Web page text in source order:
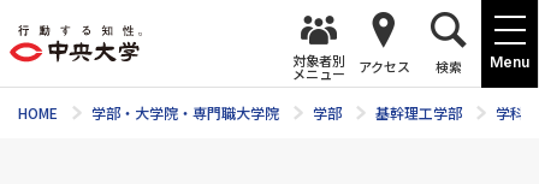
Menu
対象者別
メニュー アクセス 検索
HOME 学部・大学院・専門職大学院 学部 基幹理工学部 学科